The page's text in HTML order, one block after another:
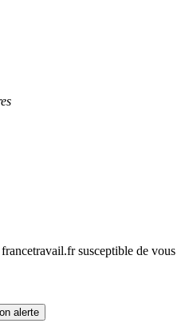
susceptible de vous
alerte